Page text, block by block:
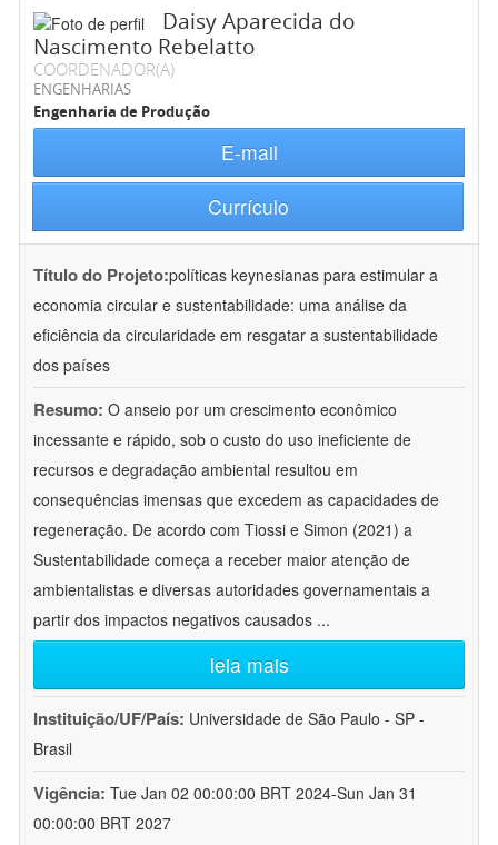
Daisy Aparecida do
Nascimento Rebelatto
COORDENADOR(A)
ENGENHARIAS
Engenharia de Produção
E-mail
Currículo
Título do Projeto:políticas keynesianas para estimular a
economia circular e sustentabilidade: uma análise da
eficiência da circularidade em resgatar a sustentabilidade
dos países
Resumo: O anseio por um crescimento econômico
incessante e rápido, sob o custo do uso ineficiente de
recursos e degradação ambiental resultou em
consequências imensas que excedem as capacidades de
regeneração. De acordo com Tiossi e Simon (2021) a
Sustentabilidade começa a receber maior atenção de
ambientalistas e diversas autoridades governamentais a
partir dos impactos negativos causados ...
leia mais
Instituição/UF/País: Universidade de São Paulo - SP -
Brasil
Vigência: Tue Jan 02 00:00:00 BRT 2024-Sun Jan 31
00:00:00 BRT 2027